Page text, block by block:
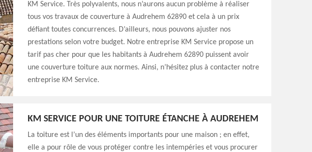
KM Service. Très polyvalents, nous n’aurons aucun problème à réaliser
tous vos travaux de couverture à Audrehem 62890 et cela à un prix
défiant toutes concurrences. D’ailleurs, nous pouvons ajuster nos
prestations selon votre budget. Notre entreprise KM Service propose un
tarif pas cher pour que les habitants à Audrehem 62890 puissent avoir
une couverture toiture aux normes. Ainsi, n’hésitez plus à contacter notre
entreprise KM Service.
KM SERVICE POUR UNE TOITURE ÉTANCHE À AUDREHEM
La toiture est l’un des éléments importants pour une maison ; en effet,
elle a pour rôle de vous protéger contre les intempéries et vous procurer